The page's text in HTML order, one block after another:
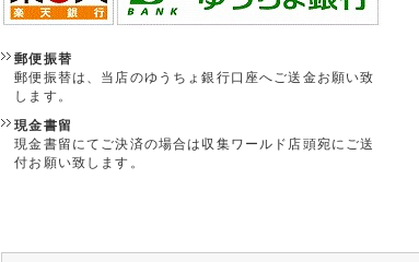
郵便振替
郵便振替は、当店のゆうちょ銀行口座へご送金お願い致
します。
現金書留
現金書留にてご決済の場合は収集ワールド店頭宛にご送
付お願い致します。